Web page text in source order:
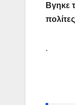
Βγηκε
.